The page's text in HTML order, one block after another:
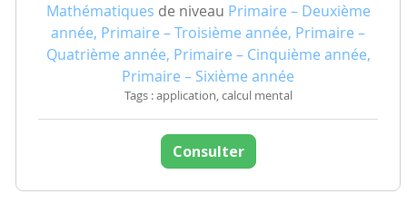
Mathématiques de niveau Primaire – Deuxième
année, Primaire – Troisième année, Primaire –
Quatrième année, Primaire – Cinquième année,
Primaire – Sixième année
Tags : application, calcul mental
Consulter